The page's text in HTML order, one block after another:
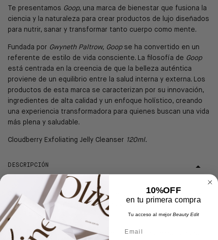
Te presentamos Goop, una marca de bienestar que fusiona la
ciencia y la naturaleza para crear productos de lujo diseñados
para nutrir, sanar y transformar tanto cuerpo como mente.
Fundada por Gwyneth Paltrow, Goopse ha convertido en un
referente de estilo de vida consciente. La filosofía de Goop
está centrada en la creencia de que la belleza auténtica
proviene de un equilibrio entre la salud interna y externa. Los
productos de esta marca se caracterizan por su innovación,
ingredientes de alta calidad y un enfoque holístico, creando
una experiencia transformadora para quienes buscan una vida
más plena y saludable.
Cloudberry Exfoliating Jelly Cleanser 120ml.
DESCRIPCIÓN
QUE:
impiador en gel exfoliante con aceite de semilla de
mora ártica que elimina impurezas y células muertas, dejando
la piel fresca, suave y luminosa.
PARA QUIEN:Todo tipo de piel.
Perfecto para pieles opacas,
10%OFF
en tu primera compra
Tu acceso al mejorBeauty Edit